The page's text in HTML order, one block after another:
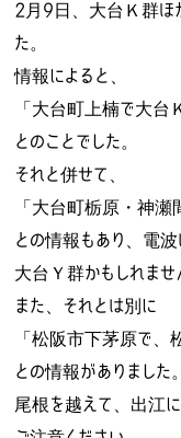
2月9日、大台Ｋ群ほ
た。
情報によると、
「大台町上楠で大台
とのことでした。
それと併せて、
「大台町栃原・神瀬
との情報もあり、電
大台Ｙ群かもしれませ
また、それとは別に
「松阪市下茅原で、
との情報がありました。
尾根を越えて、出江